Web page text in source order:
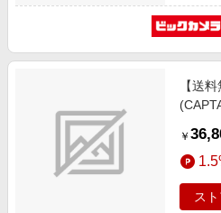
【送
２Ｃ
1417
￥
ス